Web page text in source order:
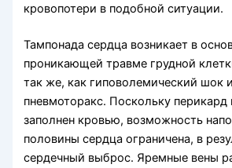
кровопотери в подобной ситуации.
Тампонада сердца возникает в
проникающей травме грудной
так же, как гиповолемический шок
пневмоторакс. Поскольку перикард
заполнен кровью, возможность
половины сердца ограничена, в
сердечный выброс. Яремные вены